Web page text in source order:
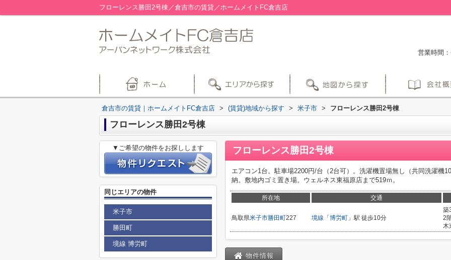
フローレンス勝田2号棟／倉吉市の賃貸／ホームメイトFC倉吉店
営業時間
倉吉市の賃貸｜ホームメイトFC倉吉店 > (賃貸)地域から探す > 米子市 > フローレンス勝田2号棟
フローレンス勝田2号棟
フローレンス勝田2号棟
エアコン1台。駐車場2200円/台（2台可）。洗濯機置場無し（共同洗濯機
納。敷地内ゴミ置き場。ウェルネス東福原店まで519ｍ。
所在地 交通
鳥取県米子市勝田町227 境線 「 博労町 」駅 徒歩10分
築
2
木
物件情報
▼ご希望の物件をお探しします
同じエリアの物件
米子市
勝田町
境線 博労町